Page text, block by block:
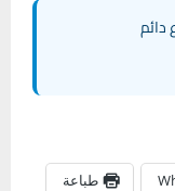
دائم
طباعة